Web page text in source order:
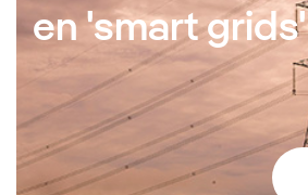
en 'smart grids'